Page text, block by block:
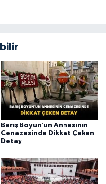
Barış Boyun’un Annesinin
Cenazesinde Dikkat Çeken
Detay